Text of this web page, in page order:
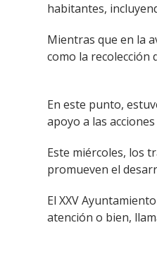
habitantes,
Mientras que en la
como la recolección
En este punto,
apoyo a las
Este miércoles, los
promueven el
El XXV
atención o bien,